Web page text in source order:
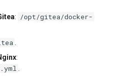
:
/opt/gitea/docker-
: